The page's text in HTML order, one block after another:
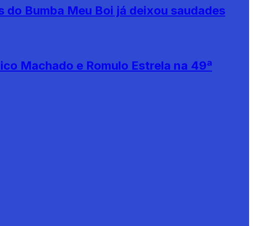
Bumba Meu Boi já deixou saudades
Machado e Romulo Estrela na 49ª